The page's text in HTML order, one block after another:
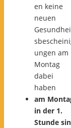
en keine
neuen
ungen am
Montag
dabei
haben
am
in der 1.
Stunde